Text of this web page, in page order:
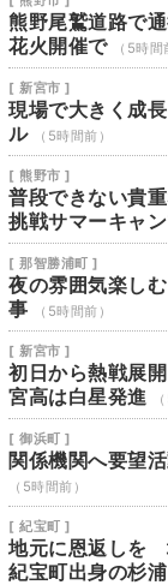
熊野尾鷲道路で
花火開催で
（5時間
[ 新宮市 ]
現場で大きく成
ル
（5時間前）
[ 熊野市 ]
普段できない貴
挑戦サマーキャ
[ 那智勝浦町 ]
夜の雰囲気楽し
事
（5時間前）
[ 新宮市 ]
初日から熱戦展
宮高は白星発進
[ 御浜町 ]
関係機関へ要望
（5時間前）
[ 紀宝町 ]
地元に恩返しを
紀宝町出身の杉